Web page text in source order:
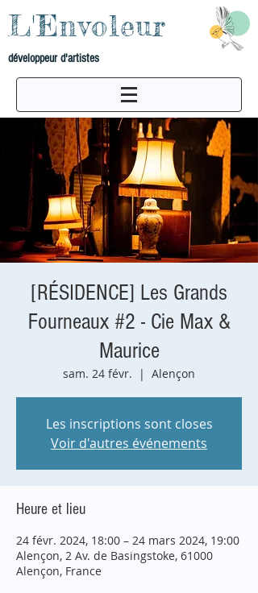
L'Envoleur
développeur d'artistes
[RÉSIDENCE] Les Grands
Fourneaux #2 - Cie Max &
Maurice
sam. 24 févr.
  |
Alençon
Les inscriptions sont closes
Voir d'autres événements
Heure et lieu
24 févr. 2024, 18:00 – 24 mars 2024, 19:00
Alençon, 2 Av. de Basingstoke, 61000
Alençon, France